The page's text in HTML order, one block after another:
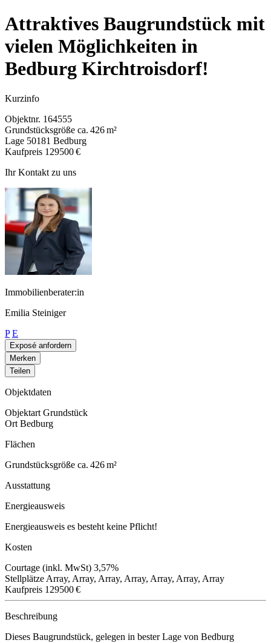
Attraktives Baugrundstück mit
vielen Möglichkeiten in
Bedburg Kirchtroisdorf!
Kurzinfo
Objektnr. 164555
Grundstücksgröße ca. 426 m²
Lage 50181 Bedburg
Kaufpreis 129500 €
Ihr Kontakt zu uns
Immobilienberater:in
Emilia Steiniger
P E
Exposé anfordern
Merken
Teilen
Objektdaten
Objektart Grundstück
Ort Bedburg
Flächen
Grundstücksgröße ca. 426 m²
Ausstattung
Energieausweis
Energieausweis es besteht keine Pflicht!
Kosten
Courtage (inkl. MwSt) 3,57%
Stellplätze Array, Array, Array, Array, Array, Array, Array
Kaufpreis 129500 €
Beschreibung
Dieses Baugrundstück, gelegen in bester Lage von Bedburg